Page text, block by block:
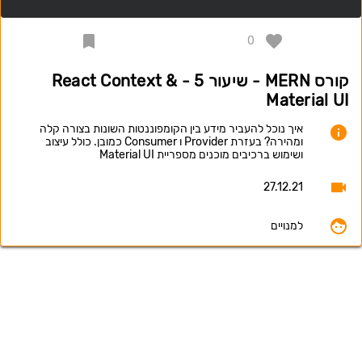
0
קורס MERN - שיעור 5 - React Context &
Material UI
איך נוכל להעביר מידע בין הקומפוננטות השונות בצורה קלה
ומהירה? בעזרת Provider ו Consumer כמובן. כולל עיצוב
ושימוש ברכיבים מוכנים מספריית Material UI
27.12.21
למנויים